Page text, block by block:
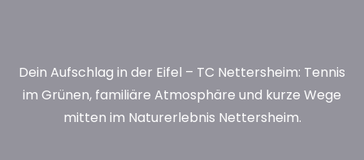
Dein Aufschlag in der Eifel – TC Nettersheim: Tennis
im Grünen, familiäre Atmosphäre und kurze Wege
mitten im Naturerlebnis Nettersheim.